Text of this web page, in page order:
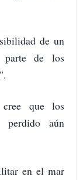
de un
de los
que los
perdido aún
en el mar